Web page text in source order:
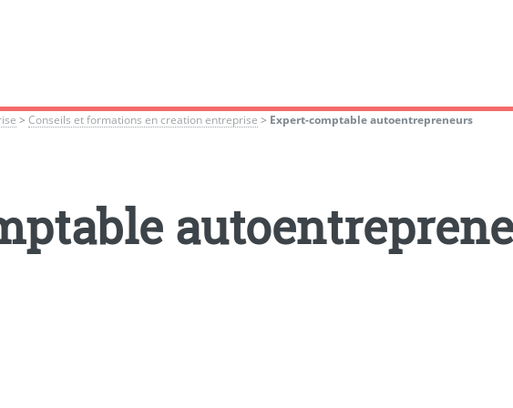
> Conseils et formations en creation entreprise > Expert-comptable autoentrepreneurs